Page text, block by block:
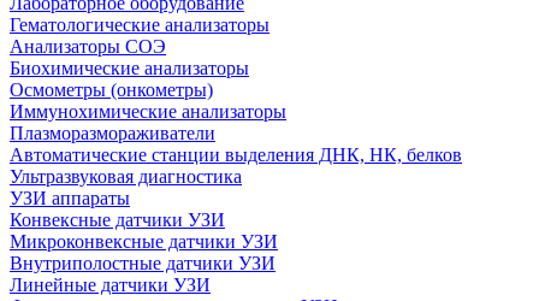
Гематологические анализаторы
Анализаторы СОЭ
Биохимические анализаторы
Осмометры (онкометры)
Иммунохимические анализаторы
Плазморазмораживатели
Автоматические станции выделения ДНК, НК, белков
Ультразвуковая диагностика
УЗИ аппараты
Конвексные датчики УЗИ
Микроконвексные датчики УЗИ
Внутриполостные датчики УЗИ
Линейные датчики УЗИ